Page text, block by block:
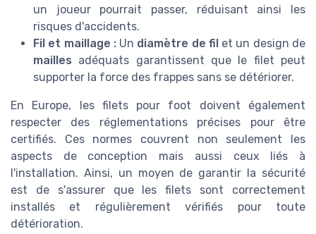
un joueur pourrait passer, réduisant ainsi les
risques d'accidents.
Fil et maillage :Un diamètre de filet un design de
mailles adéquats garantissent que le filet peut
supporter la force des frappes sans se détériorer.
En Europe, les filets pour foot doivent également
respecter des réglementations précises pour être
certifiés. Ces normes couvrent non seulement les
aspects de conception mais aussi ceux liés à
l'installation. Ainsi, un moyen de garantir la sécurité
est de s'assurer que les filets sont correctement
installés et régulièrement vérifiés pour toute
détérioration.